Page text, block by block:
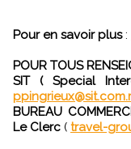
Pour en savoir plus:
POUR TOUS
SIT ( Special
BUREAU
Le Clerc ( travel-